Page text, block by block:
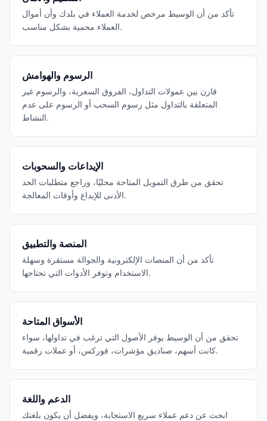
تأكد من أن الوسيط مرخص لخدمة العملاء في بلدك وأن أموال
العملاء محمية بشكل مناسب.
الرسوم والهوامش
قارن بين عمولات التداول، الفروق السعرية، والرسوم غير
المتعلقة بالتداول مثل رسوم السحب أو الرسوم على عدم
النشاط.
الإيداعات والسحوبات
تحقق من طرق التمويل المتاحة محليًا، وراجع متطلبات الحد
الأدنى للإيداع وأوقات المعالجة.
المنصة والتطبيق
تأكد من أن المنصات الإلكترونية والجوالة مستقرة وسهلة
الاستخدام وتوفر الأدوات التي تحتاجها.
الأسواق المتاحة
تحقق من أن الوسيط يوفر الأصول التي ترغب في تداولها، سواء
كانت أسهم، صناديق مؤشرات، فوركس، أو عملات رقمية.
الدعم واللغة
ابحث عن دعم عملاء سريع الاستجابة، ويفضل أن يكون بلغتك